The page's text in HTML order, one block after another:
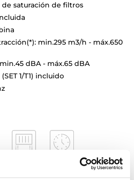
saturación de filtros
min.295 m3/h - máx.650
dBA - máx.65 dBA
1/T1) incluido